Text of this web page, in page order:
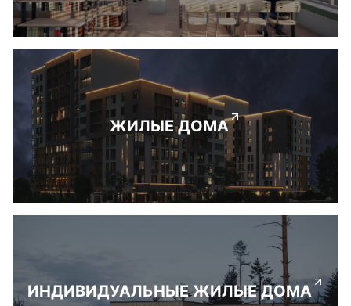
ЖИЛЫЕ ДОМА
ИНДИВИДУАЛЬНЫЕ ЖИЛЫЕ ДОМА